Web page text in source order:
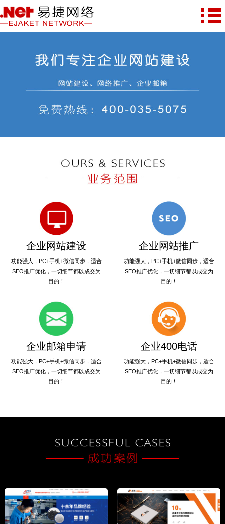
企业网站建设
功能强大，PC+手机+微信同步，适合
SEO推广优化，一切细节都以成交为
目的！
企业网站推广
功能强大，PC+手机+微信同步，适合
SEO推广优化，一切细节都以成交为
目的！
企业邮箱申请
功能强大，PC+手机+微信同步，适合
SEO推广优化，一切细节都以成交为
目的！
企业400电话
功能强大，PC+手机+微信同步，适合
SEO推广优化，一切细节都以成交为
目的！